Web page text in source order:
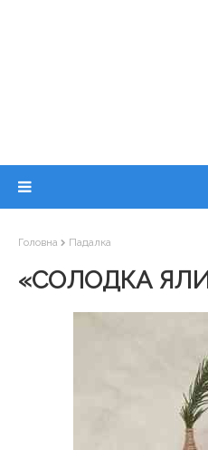
Головна Падалка
«СОЛОДКА